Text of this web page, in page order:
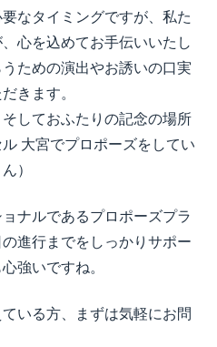
なタイミングですが、私た
心を込めてお手伝いいたし
ための演出やお誘いの口実
きます。
しておふたりの記念の場所
大宮でプロポーズをしてい
）
ナルであるプロポーズプラ
進行までをしっかりサポー
強いですね。
いる方、まずは気軽にお問